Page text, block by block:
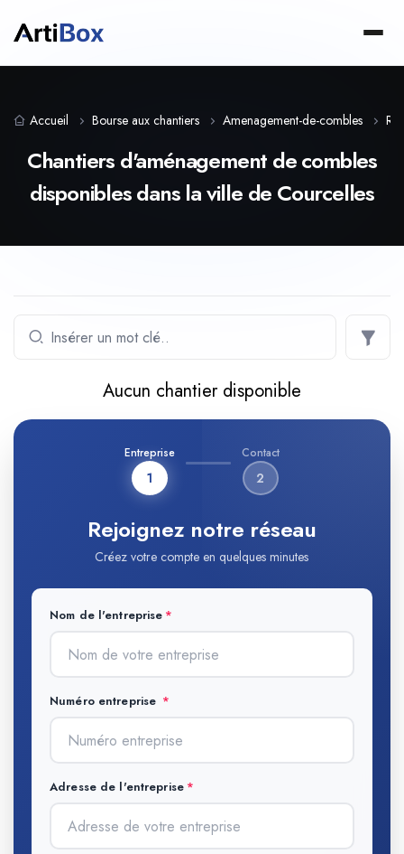
Accueil Bourse aux chantiers Amenagement-de-combles
Chantiers d'aménagement de combles
disponibles dans la ville de Courcelles
Aucun chantier disponible
Entreprise
1
Contact
2
Rejoignez notre réseau
Créez votre compte en quelques minutes
Nom de l'entreprise
Numéro entreprise
Adresse de l'entreprise